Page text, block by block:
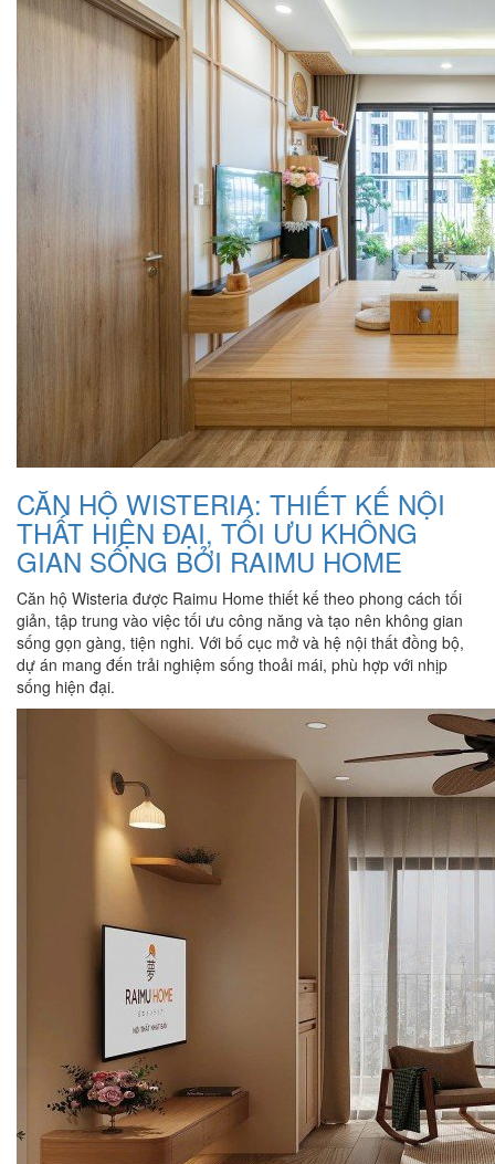
CĂN HỘ WISTERIA: THIẾT KẾ NỘI
THẤT HIỆN ĐẠI, TỐI ƯU KHÔNG
GIAN SỐNG BỞI RAIMU HOME
Căn hộ Wisteria được Raimu Home thiết kế theo phong cách tối
giản, tập trung vào việc tối ưu công năng và tạo nên không gian
sống gọn gàng, tiện nghi. Với bố cục mở và hệ nội thất đồng bộ,
dự án mang đến trải nghiệm sống thoải mái, phù hợp với nhịp
sống hiện đại.